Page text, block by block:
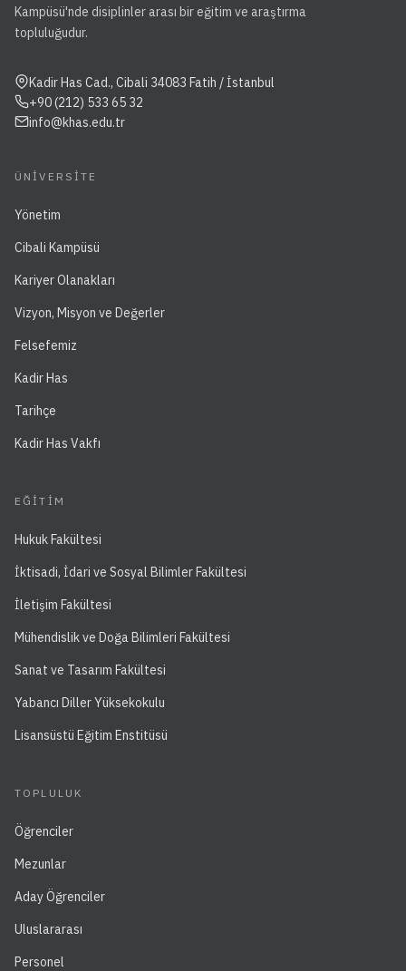
Kampüsü'nde disiplinler arası bir eğitim ve araştırma
topluluğudur.
Kadir Has Cad., Cibali 34083 Fatih / İstanbul
+90 (212) 533 65 32
info@khas.edu.tr
ÜNIVERSITE
Yönetim
Cibali Kampüsü
Kariyer Olanakları
Vizyon, Misyon ve Değerler
Felsefemiz
Kadir Has
Tarihçe
Kadir Has Vakfı
EĞITIM
Hukuk Fakültesi
İktisadi, İdari ve Sosyal Bilimler Fakültesi
İletişim Fakültesi
Mühendislik ve Doğa Bilimleri Fakültesi
Sanat ve Tasarım Fakültesi
Yabancı Diller Yüksekokulu
Lisansüstü Eğitim Enstitüsü
TOPLULUK
Öğrenciler
Mezunlar
Aday Öğrenciler
Uluslararası
Personel